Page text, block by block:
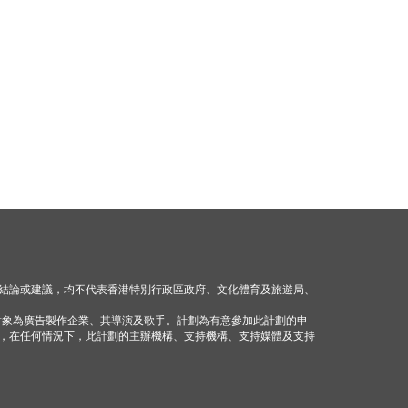
或建議，均不代表香港特別行政區政府、文化體育及旅遊局、
為廣告製作企業、其導演及歌手。計劃為有意參加此計劃的申
任何情況下，此計劃的主辦機構、支持機構、支持媒體及支持